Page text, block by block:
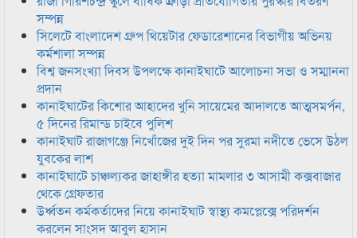
সম্পন্ন
সিলেটে বাংলাদেশ গ্রুপ থিয়েটার ফেডারেশানের বিভাগীয় অভিনয়
কর্মশালা সম্পন্ন
বিশ্ব জনসংখ্যা দিবস উপলক্ষে কানাইঘাটে আলোচনা সভা ও সম্মাননা
প্রদান
কানাইঘাটের কিশোর আহাদের খুনি সায়েমের আদালতে আত্মসমর্পন,
৫ দিনের রিমান্ড চাইবে পুলিশ
কানাইঘাট রাজাগঞ্জে নিখোঁজের দুই দিন পর সুরমা নদীতে ভেসে উঠল
যুবকের লাশ
কানাইঘাটে চাঞ্চল্যকর জাহাঙ্গীর হত্যা মামলার ৩ আসামী কক্সবাজার
থেকে গ্রেফতার
উর্ধ্বতন কর্মকর্তাদের নিয়ে কানাইঘাট স্বাস্থ্য কমপ্লেক্সে পরিদর্শন
করলেন সাংসদ আবুল হাসান